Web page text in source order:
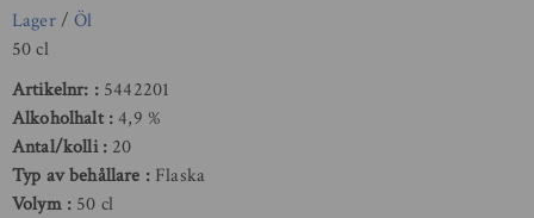
Lager/Öl
50 cl
Artikelnr:
5442201
Alkoholhalt 4,9 %
Antal/kolli
20
Typ av behållare
Flaska
Volym
50 cl